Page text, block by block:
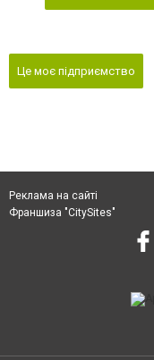
Це моє підприємство
Реклама на сайті
Франшиза "CitySites"